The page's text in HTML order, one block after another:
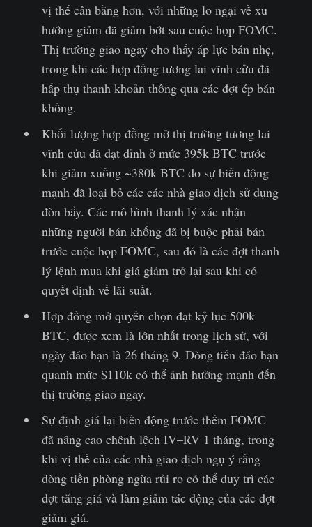
vị thế cân bằng hơn, với những lo ngại về xu
hướng giảm đã giảm bớt sau cuộc họp FOMC.
Thị trường giao ngay cho thấy áp lực bán nhẹ,
trong khi các hợp đồng tương lai vĩnh cửu đã
hấp thụ thanh khoản thông qua các đợt ép bán
khống.
Khối lượng hợp đồng mở thị trường tương lai
vĩnh cửu đã đạt đỉnh ở mức 395k BTC trước
khi giảm xuống ~380k BTC do sự biến động
mạnh đã loại bỏ các các nhà giao dịch sử dụng
đòn bẩy. Các mô hình thanh lý xác nhận
những người bán khống đã bị buộc phải bán
trước cuộc họp FOMC, sau đó là các đợt thanh
lý lệnh mua khi giá giảm trở lại sau khi có
quyết định về lãi suất.
Hợp đồng mở quyền chọn đạt kỷ lục 500k
BTC, được xem là lớn nhất trong lịch sử, với
ngày đáo hạn là 26 tháng 9. Dòng tiền đáo hạn
quanh mức $110k có thể ảnh hưởng mạnh đến
thị trường giao ngay.
Sự định giá lại biến động trước thềm FOMC
đã nâng cao chênh lệch IV–RV 1 tháng, trong
khi vị thế của các nhà giao dịch ngụ ý rằng
dòng tiền phòng ngừa rủi ro có thể duy trì các
đợt tăng giá và làm giảm tác động của các đợt
giảm giá.